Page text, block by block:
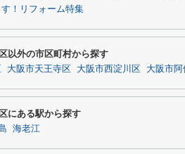
！リフォーム特集
以外の市区町村から探す
大阪市天王寺区 大阪市西淀川区 大阪市阿
にある駅から探す
海老江